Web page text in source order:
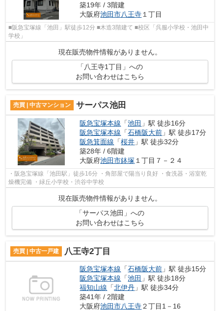
築19年 / 3階建
大阪府池田市八王寺 １丁目
■阪急宝塚線「池田」駅徒歩12分 ■木造3階建て ■校区「呉服小学校・池田中
学校」
現在販売物件情報がありません。
「八王寺1丁目」への
お問い合わせはこちら
売買 | 中古マンション サーパス池田
阪急宝塚本線 「池田 」駅 徒歩16分
阪急宝塚本線 「石橋阪大前 」駅 徒歩17分
阪急箕面線 「桜井 」駅 徒歩32分
築28年 / 6階建
大阪府池田市鉢塚 １丁目７－２４
・阪急宝塚線「池田駅」徒歩16分 ・角部屋で陽当り良好 ・食洗器・浴室乾
燥機完備 ・緑丘小学校・渋谷中学校
現在販売物件情報がありません。
「サーパス池田」への
お問い合わせはこちら
売買 | 中古一戸建 八王寺2丁目
阪急宝塚本線 「石橋阪大前 」駅 徒歩15分
阪急宝塚本線 「池田 」駅 徒歩18分
福知山線 「北伊丹 」駅 徒歩34分
築41年 / 2階建
大阪府池田市八王寺２丁目1－16